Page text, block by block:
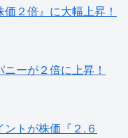
２倍』に大幅上昇！
ーが２倍に上昇！
トが株価『２.６